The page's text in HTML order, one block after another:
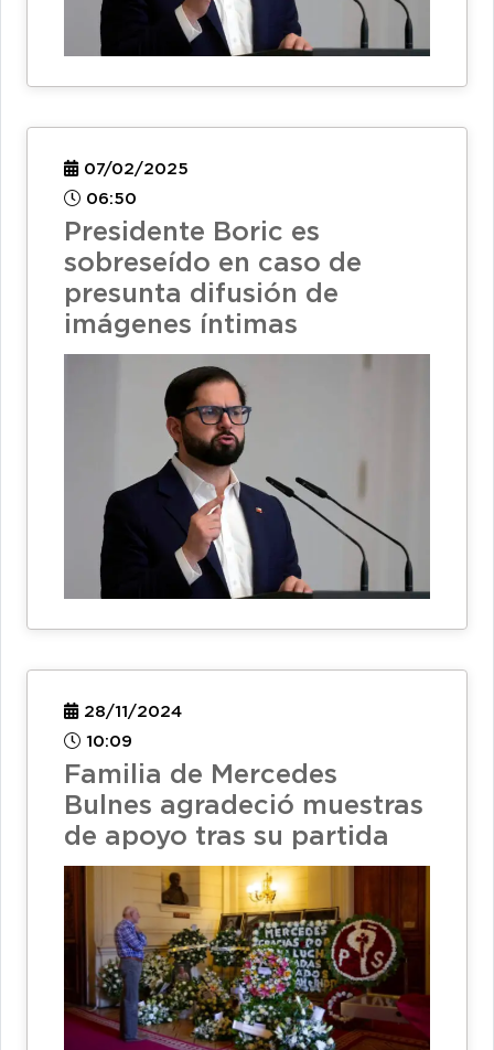
07/02/2025
06:50
Presidente Boric es
sobreseído en caso de
presunta difusión de
imágenes íntimas
28/11/2024
10:09
Familia de Mercedes
Bulnes agradeció muestras
de apoyo tras su partida